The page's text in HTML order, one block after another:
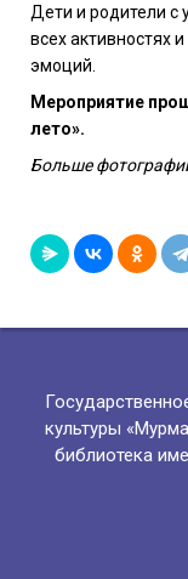
Дети и родители с
всех активностях
эмоций.
Мероприятие
лето».
Больше
культуры
библиотека